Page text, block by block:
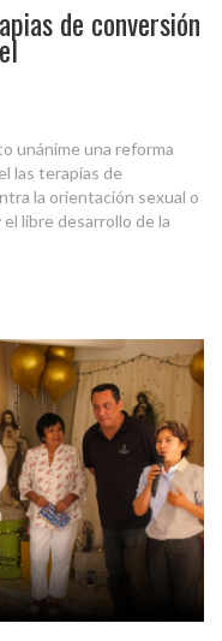
de conversión
unánime una reforma
las terapias de
la orientación sexual o
libre desarrollo de la